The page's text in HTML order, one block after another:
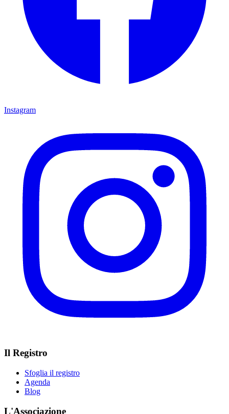
Instagram
Il Registro
Sfoglia il registro
Agenda
Blog
L'Associazione